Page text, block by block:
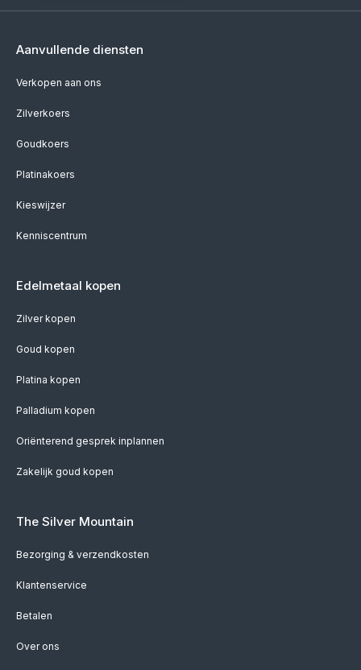
Aanvullende diensten
Verkopen aan ons
Zilverkoers
Goudkoers
Platinakoers
Kieswijzer
Kenniscentrum
Edelmetaal kopen
Zilver kopen
Goud kopen
Platina kopen
Palladium kopen
Oriënterend gesprek inplannen
Zakelijk goud kopen
The Silver Mountain
Bezorging & verzendkosten
Klantenservice
Betalen
Over ons